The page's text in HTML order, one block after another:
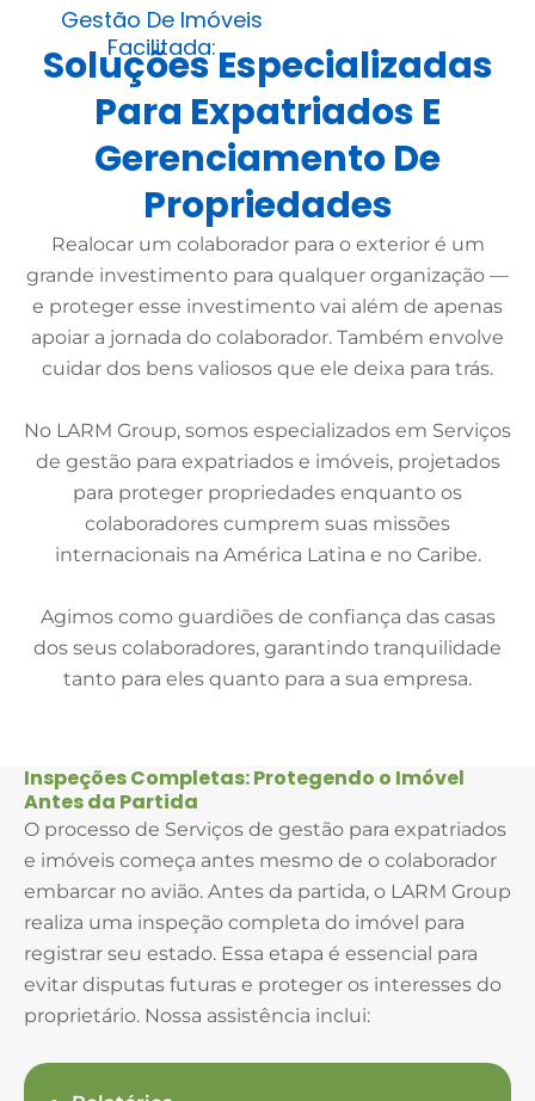
Gestão De Imóveis
Facilitada:
Soluções Especializadas
Para Expatriados E
Gerenciamento De
Propriedades
Realocar um colaborador para o exterior é um
grande investimento para qualquer organização —
e proteger esse investimento vai além de apenas
apoiar a jornada do colaborador. Também envolve
cuidar dos bens valiosos que ele deixa para trás.
No LARM Group, somos especializados em Serviços
de gestão para expatriados e imóveis, projetados
para proteger propriedades enquanto os
colaboradores cumprem suas missões
internacionais na América Latina e no Caribe.
Agimos como guardiões de confiança das casas
dos seus colaboradores, garantindo tranquilidade
tanto para eles quanto para a sua empresa.
Inspeções Completas: Protegendo o Imóvel
Antes da Partida
O processo de Serviços de gestão para expatriados
e imóveis começa antes mesmo de o colaborador
embarcar no avião. Antes da partida, o LARM Group
realiza uma inspeção completa do imóvel para
registrar seu estado. Essa etapa é essencial para
evitar disputas futuras e proteger os interesses do
proprietário. Nossa assistência inclui: